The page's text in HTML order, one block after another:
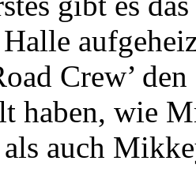
Crew’
haben, wie
auch